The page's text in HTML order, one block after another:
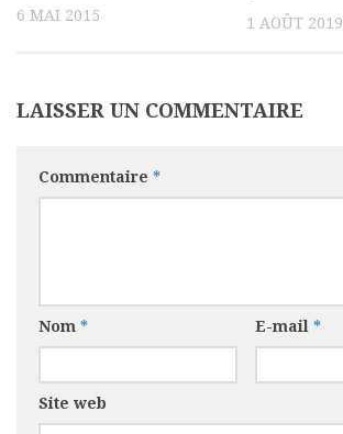
6 MAI 2015 1 AOÛT 2019
LAISSER UN COMMENTAIRE
Commentaire *
Nom * E-mail *
Site web